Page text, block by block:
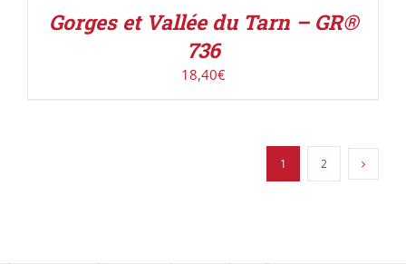
Gorges et Vallée du Tarn – GR®
736
18,40€
1 2